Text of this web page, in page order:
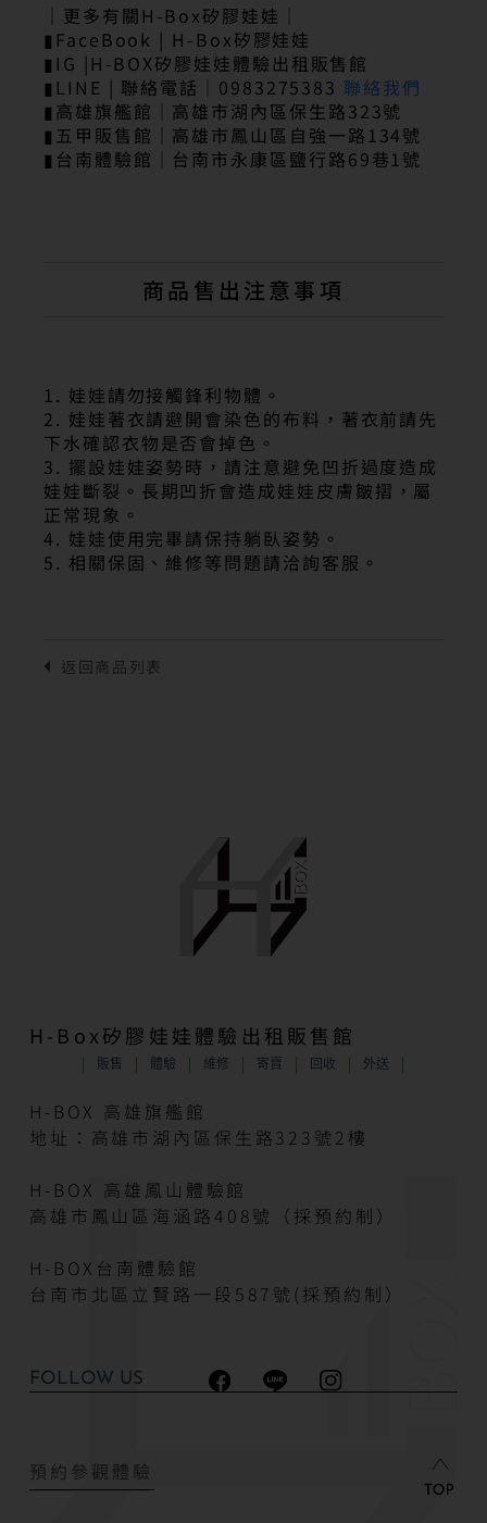
｜更多有關H-Box矽膠娃娃｜
▮FaceBook | H-Box矽膠娃娃
▮IG |H-BOX矽膠娃娃體驗出租販售館
▮LINE | 聯絡電話｜0983275383 聯絡我們
▮高雄旗艦館｜高雄市湖內區保生路323號
▮五甲販售館｜高雄市鳳山區自強一路134號
▮台南體驗館｜台南市永康區鹽行路69巷1號
商品售出注意事項
1. 娃娃請勿接觸鋒利物體。
2. 娃娃著衣請避開會染色的布料，著衣前請先
下水確認衣物是否會掉色。
3. 擺設娃娃姿勢時，請注意避免凹折過度造成
娃娃斷裂。長期凹折會造成娃娃皮膚皺摺，屬
正常現象。
4. 娃娃使用完畢請保持躺臥姿勢。
5. 相關保固、維修等問題請洽詢客服。
H-Box矽膠娃娃體驗出租販售館
販售 體驗 維修 寄賣 回收 外送
H-BOX 高雄旗艦館
地址：高雄市湖內區保生路323號2樓
H-BOX 高雄鳳山體驗館
高雄市鳳山區海涵路408號（採預約制）
H-BOX台南體驗館
台南市北區立賢路一段587號(採預約制）
FOLLOW US
預約參觀體驗